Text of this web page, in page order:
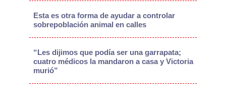
Esta es otra forma de ayudar a controlar
sobrepoblación animal en calles
“Les dijimos que podía ser una garrapata;
cuatro médicos la mandaron a casa y Victoria
murió”